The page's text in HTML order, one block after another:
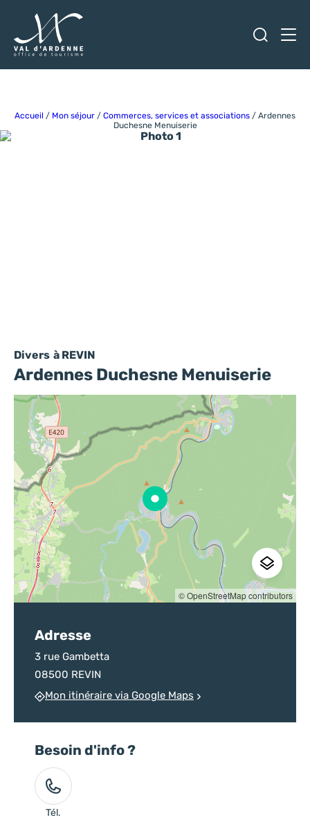
Accueil / Mon séjour / Commerces, services et associations / Ardennes
Duchesne Menuiserie
Divers à REVIN
Ardennes Duchesne Menuiserie
Photo 1
© OpenStreetMap contributors
Adresse
3 rue Gambetta
08500 REVIN
Mon itinéraire via Google Maps
Besoin d'info ?
Tél.